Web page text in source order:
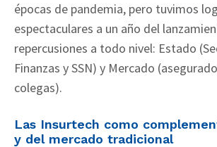
épocas de pandemia, pero tuvimos
espectaculares a un año del
repercusiones a todo nivel: Estado
Finanzas y SSN) y Mercado
colegas).
Las Insurtech como
y del mercado tradicional